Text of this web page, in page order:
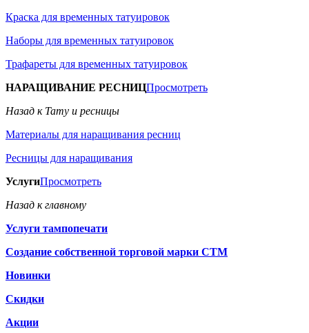
Краска для временных татуировок
Наборы для временных татуировок
Трафареты для временных татуировок
НАРАЩИВАНИЕ РЕСНИЦПросмотреть
Назад к Тату и ресницы
Материалы для наращивания ресниц
Ресницы для наращивания
УслугиПросмотреть
Назад к главному
Услуги тампопечати
Создание собственной торговой марки СТМ
Новинки
Скидки
Акции